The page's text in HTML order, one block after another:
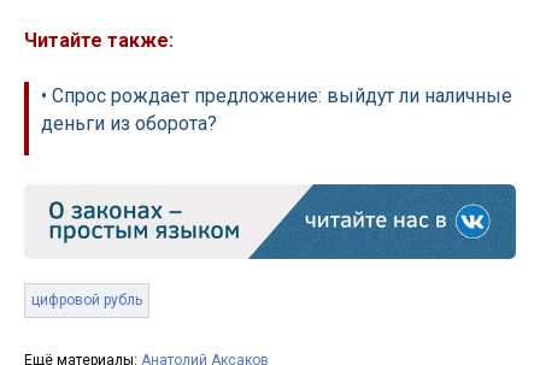
Читайте также:
• Спрос рождает предложение: выйдут ли наличные
деньги из оборота?
цифровой рубль
Ещё материалы: Анатолий Аксаков